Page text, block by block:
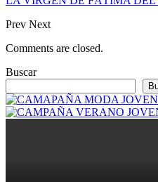
Prev Next
Comments are closed.
Buscar